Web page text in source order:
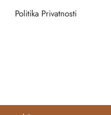
Politika Privatnosti